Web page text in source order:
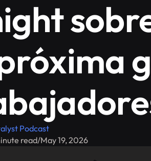
Podcast
read/May 19, 2026